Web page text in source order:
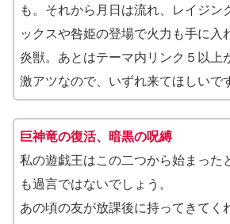
も。それから月日は流れ、レイジン
ックスや咎姫の登場で火力も手に入
炎獣。あとはテーマ内リンク５以上
激アツなので、いずれ来てほしいで
巨神竜の復活、暗黒の呪縛
私の遊戯王はこの二つから始まった
も過言ではないでしょう。
あの頃の友が放課後に持ってきてく